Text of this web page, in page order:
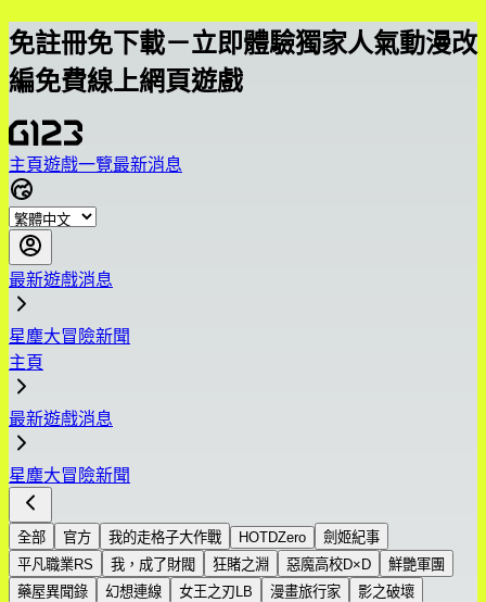
免註冊免下載－立即體驗獨家人氣動漫改
編免費線上網頁遊戲
主頁遊戲一覽最新消息
最新遊戲消息
星塵大冒險新聞
主頁
最新遊戲消息
星塵大冒險新聞
全部 官方 我的走格子大作戰 HOTDZero
劍姬紀事
平凡職業RS
我，成了財閥 狂賭之淵 惡魔高校D×D
鮮艷軍團
藥屋異聞錄
幻想連線 女王之刃LB 漫畫旅行家
影之破壞